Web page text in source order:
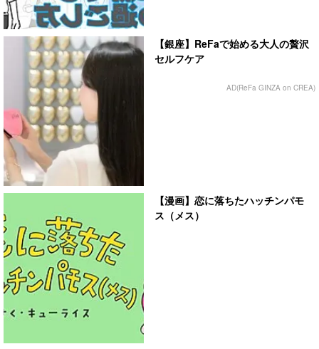
【銀座】ReFaで始める大人の贅沢
セルフケア
AD(ReFa GINZA on CREA)
【漫画】恋に落ちたハッチンパモ
ス（メス）